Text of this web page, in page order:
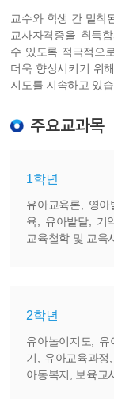
교수와 학생 간 밀착
교사자격증을 취득
수 있도록 적극적으
더욱 향상시키기 위
지도를 지속하고 있습
주요교과목
1학년
유아교육론, 영
육, 유아발달, 기
교육철학 및 교육
2학년
유아놀이지도,
기, 유아교육과정
아동복지, 보육교